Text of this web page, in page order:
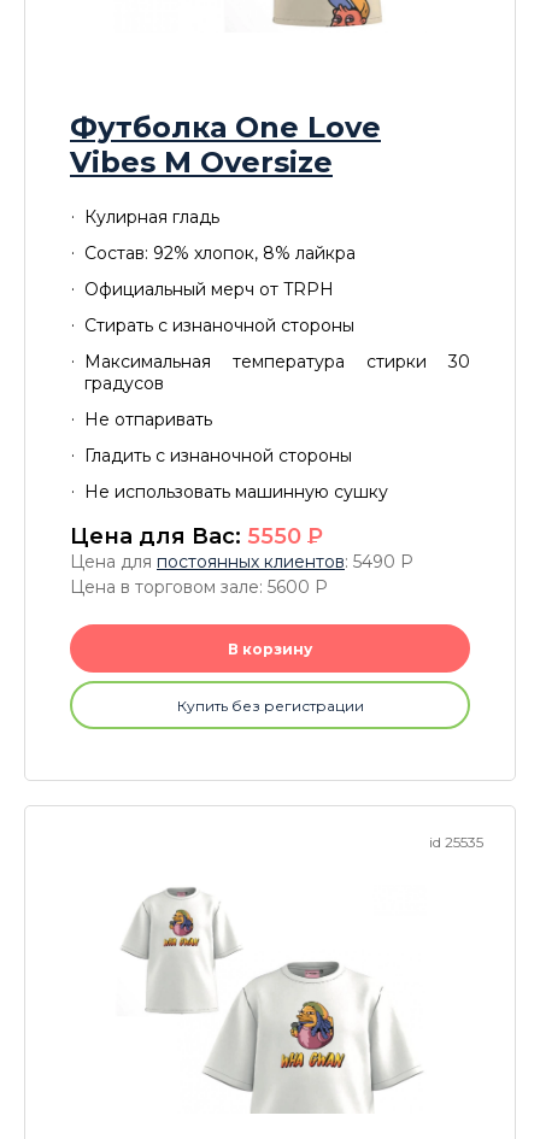
Футболка One Love
Vibes M Oversize
Кулирная гладь
Состав: 92% хлопок, 8% лайкра
Официальный мерч от TRPH
Стирать с изнаночной стороны
Максимальная температура стирки 30
градусов
Не отпаривать
Гладить с изнаночной стороны
Не использовать машинную сушку
Цена для Вас: 5550 P
Цена для постоянных клиентов: 5490 P
Цена в торговом зале: 5600 P
В корзину
Купить без регистрации
id 25535